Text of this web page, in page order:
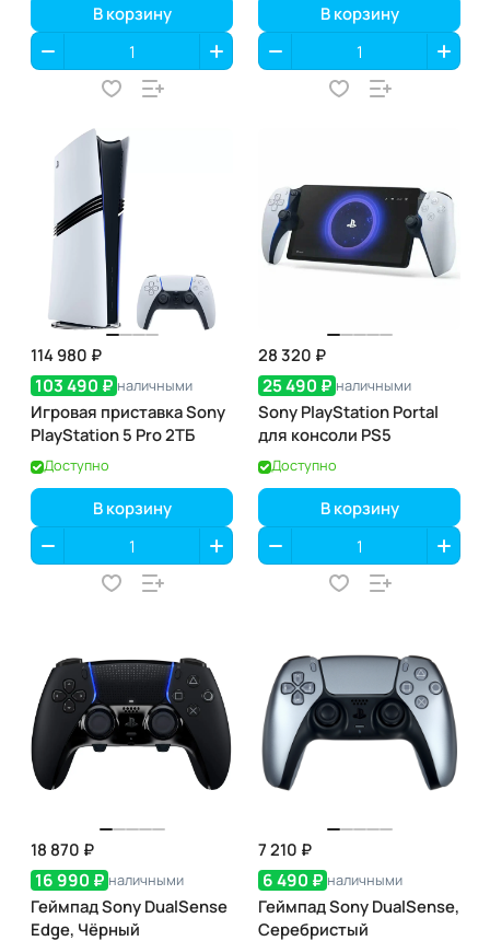
В корзину В корзину
114 980 ₽
103 490 ₽ наличными
Игровая приставка Sony
PlayStation 5 Pro 2ТБ
Доступно
В корзину
28 320 ₽
25 490 ₽ наличными
Sony PlayStation Portal
для консоли PS5
Доступно
В корзину
18 870 ₽
16 990 ₽ наличными
Геймпад Sony DualSense
Edge, Чёрный
7 210 ₽
6 490 ₽ наличными
Геймпад Sony DualSense,
Серебристый